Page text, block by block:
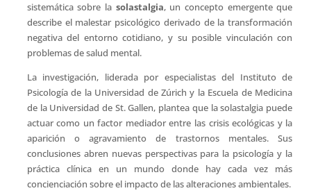
sistemática sobre la solastalgia, un concepto emergente que
describe el malestar psicológico derivado de la transformación
negativa del entorno cotidiano, y su posible vinculación con
problemas de salud mental.
La investigación, liderada por especialistas del Instituto de
Psicología de la Universidad de Zúrich y la Escuela de Medicina
de la Universidad de St. Gallen, plantea que la solastalgia puede
actuar como un factor mediador entre las crisis ecológicas y la
aparición o agravamiento de trastornos mentales. Sus
conclusiones abren nuevas perspectivas para la psicología y la
práctica clínica en un mundo donde hay cada vez más
concienciación sobre el impacto de las alteraciones ambientales.